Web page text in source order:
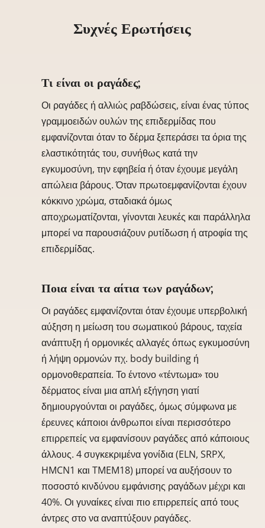
Συχνές Ερωτήσεις
Τι είναι οι ραγάδες;
Οι ραγάδες ή αλλιώς ραβδώσεις, είναι ένας τύπος
γραμμοειδών ουλών της επιδερμίδας που
εμφανίζονται όταν το δέρμα ξεπεράσει τα όρια της
ελαστικότητάς του, συνήθως κατά την
εγκυμοσύνη, την εφηβεία ή όταν έχουμε μεγάλη
απώλεια βάρους. Όταν πρωτοεμφανίζονται έχουν
κόκκινο χρώμα, σταδιακά όμως
αποχρωματίζονται, γίνονται λευκές και παράλληλα
μπορεί να παρουσιάζουν ρυτίδωση ή ατροφία της
επιδερμίδας.
Ποια είναι τα αίτια των ραγάδων;
Οι ραγάδες εμφανίζονται όταν έχουμε υπερβολική
αύξηση η μείωση του σωματικού βάρους, ταχεία
ανάπτυξη ή ορμονικές αλλαγές όπως εγκυμοσύνη
ή λήψη ορμονών πχ. body building ή
ορμονοθεραπεία. Το έντονο «τέντωμα» του
δέρματος είναι μια απλή εξήγηση γιατί
δημιουργούνται οι ραγάδες, όμως σύμφωνα με
έρευνες κάποιοι άνθρωποι είναι περισσότερο
επιρρεπείς να εμφανίσουν ραγάδες από κάποιους
άλλους. 4 συγκεκριμένα γονίδια (ELN, SRPX,
HMCN1 και TMEM18) μπορεί να αυξήσουν το
ποσοστό κινδύνου εμφάνισης ραγάδων μέχρι και
40%. Οι γυναίκες είναι πιο επιρρεπείς από τους
άντρες στο να αναπτύξουν ραγάδες.